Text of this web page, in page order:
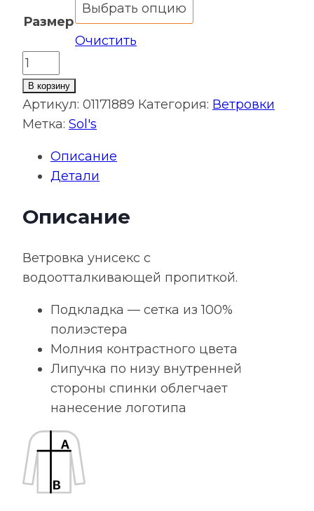
Размер
Очистить
Количество
товара
Ветровка
Skate,
синяя
желтым
В корзину
Артикул: 01171889 Категория: Ветровки
Метка: Sol's
Описание
Детали
Описание
Ветровка унисекс с
водоотталкивающей пропиткой.
Подкладка — сетка из 100%
полиэстера
Молния контрастного цвета
Липучка по низу внутренней
стороны спинки облегчает
нанесение логотипа